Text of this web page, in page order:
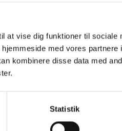
at vise dig funktioner til sociale
med vores partnere
kombinere disse data med
Statistik
forsider til fysiske
på eReolen. Indhold fra DBC
med at overføre
I kan derfor